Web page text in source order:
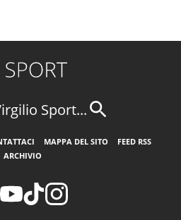
Sport...
MAPPA DEL SITO
FEED RSS
ARCHIVIO